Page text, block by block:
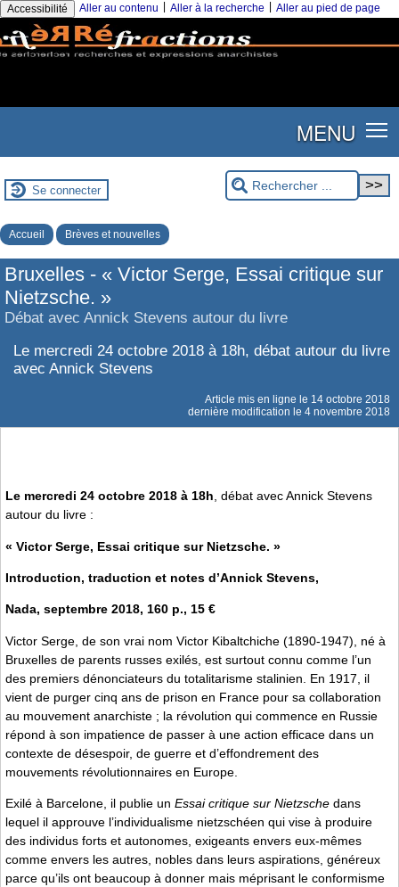
Accessibilité Aller au contenu Aller à la recherche Aller au pied de page
MENU
Se connecter
Accueil Brèves et nouvelles
Bruxelles - « Victor Serge, Essai critique sur
Nietzsche. »
Débat avec Annick Stevens autour du livre
Le mercredi 24 octobre 2018 à 18h, débat autour du livre
avec Annick Stevens
Article mis en ligne le 14 octobre 2018
dernière modification le 4 novembre 2018
Le mercredi 24 octobre 2018 à 18h, débat avec Annick Stevens
autour du livre :
« Victor Serge, Essai critique sur Nietzsche. »
Introduction, traduction et notes d’Annick Stevens,
Nada, septembre 2018, 160 p., 15 €
Victor Serge, de son vrai nom Victor Kibaltchiche (1890-1947), né à
Bruxelles de parents russes exilés, est surtout connu comme l’un
des premiers dénonciateurs du totalitarisme stalinien. En 1917, il
vient de purger cinq ans de prison en France pour sa collaboration
au mouvement anarchiste ; la révolution qui commence en Russie
répond à son impatience de passer à une action efficace dans un
contexte de désespoir, de guerre et d’effondrement des
mouvements révolutionnaires en Europe.
Exilé à Barcelone, il publie un Essai critique sur Nietzsche dans
lequel il approuve l’individualisme nietzschéen qui vise à produire
des individus forts et autonomes, exigeants envers eux-mêmes
comme envers les autres, nobles dans leurs aspirations, généreux
parce qu’ils ont beaucoup à donner mais méprisant le conformisme